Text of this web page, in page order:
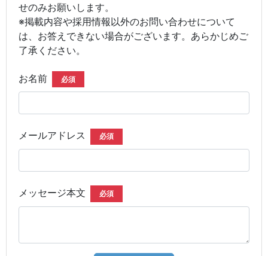
せのみお願いします。
※掲載内容や採用情報以外のお問い合わせについて
は、お答えできない場合がございます。あらかじめご
了承ください。
お名前 必須
メールアドレス 必須
メッセージ本文 必須